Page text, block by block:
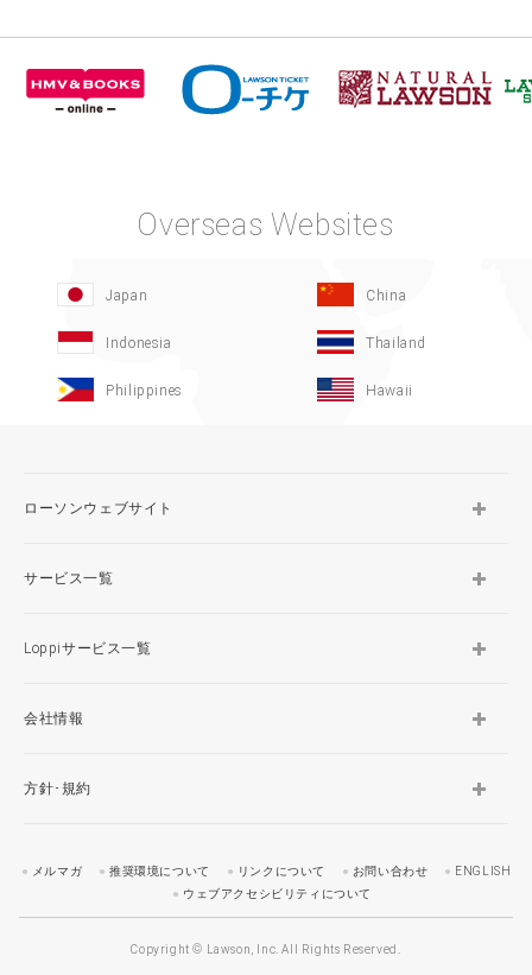
Overseas Websites
Japan China
Indonesia Thailand
Philippines Hawaii
ローソンウェブサイト
サービス一覧
Loppiサービス一覧
会社情報
方針･規約
メルマガ 推奨環境について リンクについて お問い合わせ
ENGLISH
ウェブアクセシビリティについて
Copyright © Lawson, Inc. All Rights Reserved.